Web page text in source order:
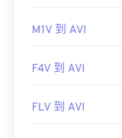
M1V 到 AVI
F4V 到 AVI
FLV 到 AVI